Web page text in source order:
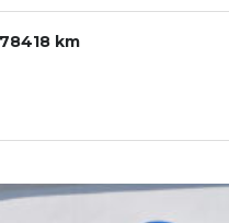
78418 km